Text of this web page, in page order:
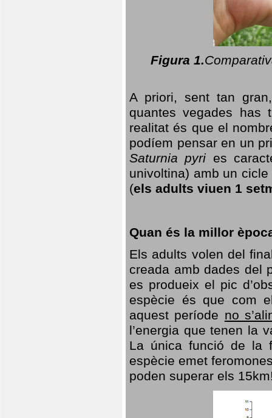
Figura 1.
A priori, sent tan
quantes vegades has
realitat és que el
podíem pensar en un
Saturnia pyri es
univoltina) amb un
(els adults viuen 1
Quan és la millor
Els adults volen del
creada amb dades del
es produeix el pic
espècie és que com
aquest període no
l’energia que tenen la
La única funció de la
espècie emet
poden superar els